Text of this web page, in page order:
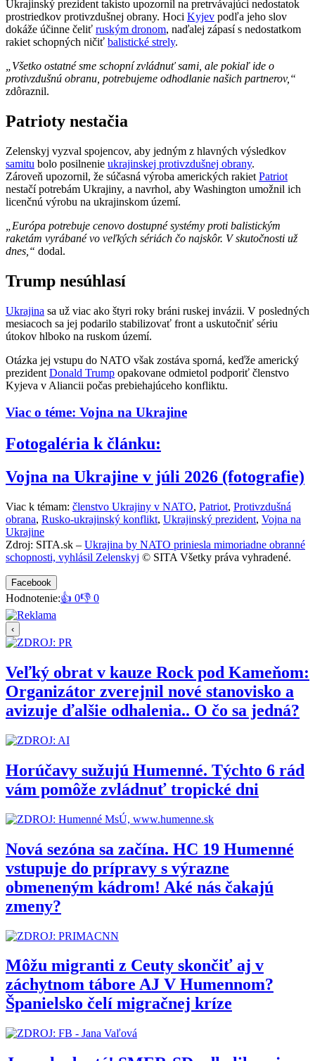
Ukrajinský prezident takisto upozornil na pretrvávajúci nedostatok
prostriedkov protivzdušnej obrany. Hoci Kyjev podľa jeho slov
dokáže účinne čeliť ruským dronom, naďalej zápasí s nedostatkom
rakiet schopných ničiť balistické strely.
„Všetko ostatné sme schopní zvládnuť sami, ale pokiaľ ide o
protivzdušnú obranu, potrebujeme odhodlanie našich partnerov,“
zdôraznil.
Patrioty nestačia
Zelenskyj vyzval spojencov, aby jedným z hlavných výsledkov
samitu bolo posilnenie ukrajinskej protivzdušnej obrany.
Zároveň upozornil, že súčasná výroba amerických rakiet Patriot
nestačí potrebám Ukrajiny, a navrhol, aby Washington umožnil ich
licenčnú výrobu na ukrajinskom území.
„Európa potrebuje cenovo dostupné systémy proti balistickým
raketám vyrábané vo veľkých sériách čo najskôr. V skutočnosti už
dnes,“ dodal.
Trump nesúhlasí
Ukrajina sa už viac ako štyri roky bráni ruskej invázii. V posledných
mesiacoch sa jej podarilo stabilizovať front a uskutočniť sériu
útokov hlboko na ruskom území.
Otázka jej vstupu do NATO však zostáva sporná, keďže americký
prezident Donald Trump opakovane odmietol podporiť členstvo
Kyjeva v Aliancii počas prebiehajúceho konfliktu.
Viac o téme: Vojna na Ukrajine
Fotogaléria k článku:
Vojna na Ukrajine v júli 2026 (fotografie)
Viac k témam: členstvo Ukrajiny v NATO, Patriot, Protivzdušná
obrana, Rusko-ukrajinský konflikt, Ukrajinský prezident, Vojna na
Ukrajine
Zdroj: SITA.sk – Ukrajina by NATO priniesla mimoriadne obranné
schopnosti, vyhlásil Zelenskyj © SITA Všetky práva vyhradené.
Facebook
Hodnotenie:👍 0👎 0
‹
Veľký obrat v kauze Rock pod Kameňom:
Organizátor zverejnil nové stanovisko a
avizuje ďalšie odhalenia.. O čo sa jedná?
Horúčavy sužujú Humenné. Týchto 6 rád
vám pomôže zvládnuť tropické dni
Nová sezóna sa začína. HC 19 Humenné
vstupuje do prípravy s výrazne
obmeneným kádrom! Aké nás čakajú
zmeny?
Môžu migranti z Ceuty skončiť aj v
záchytnom tábore AJ V Humennom?
Španielsko čelí migračnej kríze